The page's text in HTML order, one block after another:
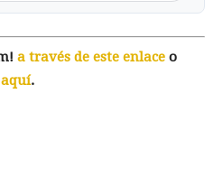
a través de este enlace o
aquí.